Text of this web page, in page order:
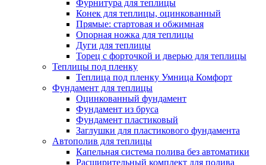
Фурнитура для теплицы
Конек для теплицы, оцинкованный
Прямые: стартовая и обжимная
Опорная ножка для теплицы
Дуги для теплицы
Торец с форточкой и дверью для теплицы
Теплицы под пленку
Теплица под пленку Умница Комфорт
Фундамент для теплицы
Оцинкованный фундамент
Фундамент из бруса
Фундамент пластиковый
Заглушки для пластикового фундамента
Автополив для теплицы
Капельная система полива без автоматики
Расширительный комплект для полива